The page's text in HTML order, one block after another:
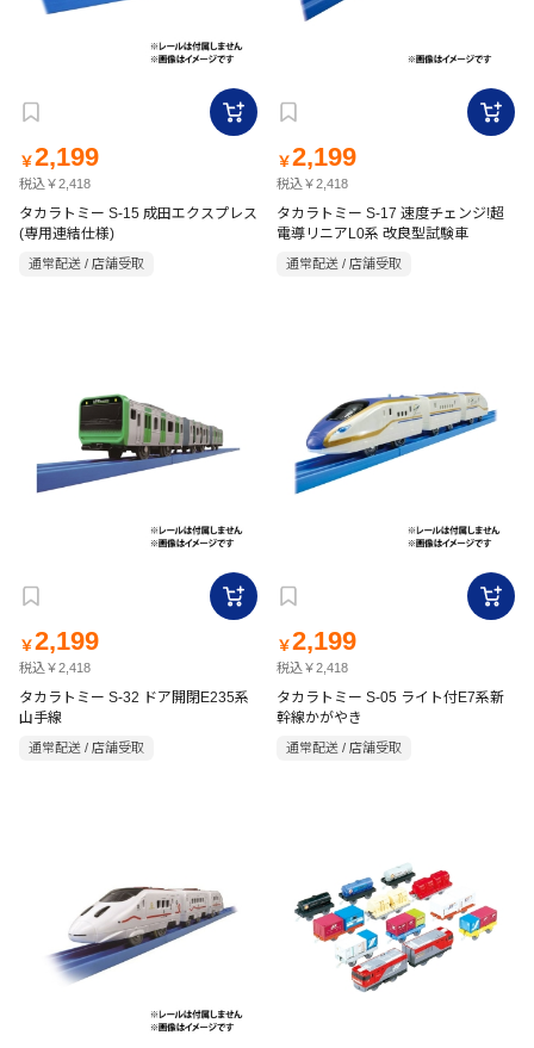
￥2,199
税込￥2,418
タカラトミー S-15 成田エクスプレス
(専用連結仕様)
通常配送 / 店舗受取
￥2,199
税込￥2,418
タカラトミー S-17 速度チェンジ!超
電導リニアL0系 改良型試験車
通常配送 / 店舗受取
￥2,199
税込￥2,418
タカラトミー S-32 ドア開閉E235系
山手線
通常配送 / 店舗受取
￥2,199
税込￥2,418
タカラトミー S-05 ライト付E7系新
幹線かがやき
通常配送 / 店舗受取